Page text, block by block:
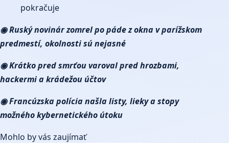
pokračuje
◉ Ruský novinár zomrel po páde z okna v parížskom
predmestí, okolnosti sú nejasné
◉ Krátko pred smrťou varoval pred hrozbami,
hackermi a krádežou účtov
◉ Francúzska polícia našla listy, lieky a stopy
možného kybernetického útoku
Mohlo by vás zaujímať